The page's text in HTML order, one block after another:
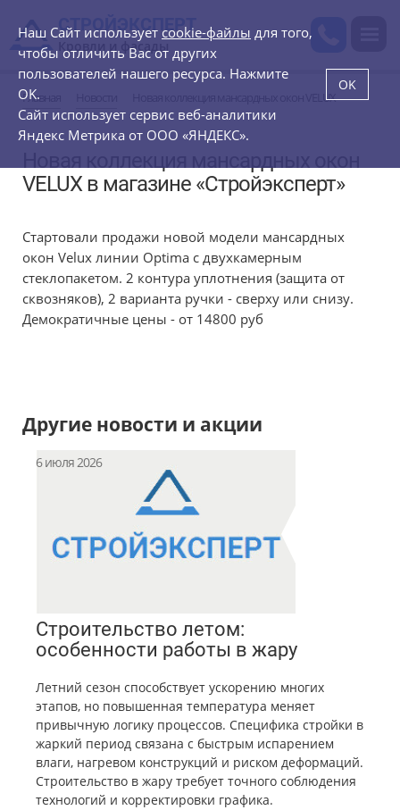
СТРОЙЭКСПЕРТ
Кровли и фасады
Главная Новая коллекция мансардных окон VELUX
VELUX в магазине «Стройэксперт»
Стартовали продажи новой модели мансардных
окон Velux линии Optima с двухкамерным
стеклопакетом. 2 контура уплотнения (защита от
сквозняков), 2 варианта ручки - сверху или снизу.
Демократичные цены - от 14800 руб
Другие новости и акции
Строительство летом:
особенности работы в жару
6 июля 2026
Летний сезон способствует ускорению многих
этапов, но повышенная температура меняет
привычную логику процессов. Специфика стройки в
жаркий период связана с быстрым испарением
влаги, нагревом конструкций и риском деформаций.
Строительство в жару требует точного соблюдения
технологий и корректировки графика.
Наш Сайт использует cookie-файлы для того,
чтобы отличить Вас от других
пользователей нашего ресурса. Нажмите
OK.
Сайт использует сервис веб-аналитики
Яндекс Метрика от ООО «ЯНДЕКС».
OK